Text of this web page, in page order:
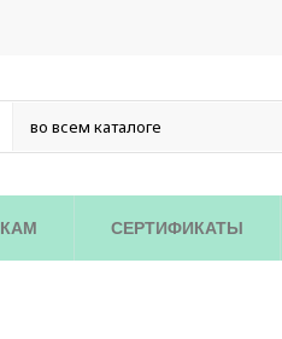
СЕРТИФИКАТЫ